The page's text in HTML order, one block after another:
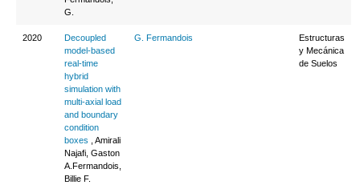
G.
2020
Decoupled
model-based
real-time
hybrid
simulation with
multi-axial load
and boundary
condition
boxes , Amirali
Najafi, Gaston
A.Fermandois,
Billie F.
G. Fermandois
Estructuras
y Mecánica
de Suelos